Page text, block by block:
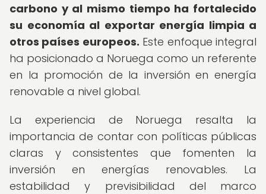
carbono y al mismo tiempo ha fortalecido
su economía al exportar energía limpia a
otros países europeos. Este enfoque integral
ha posicionado a Noruega como un referente
en la promoción de la inversión en energía
renovable a nivel global.
La experiencia de Noruega resalta la
importancia de contar con políticas públicas
claras y consistentes que fomenten la
inversión en energías renovables. La
estabilidad y previsibilidad del marco